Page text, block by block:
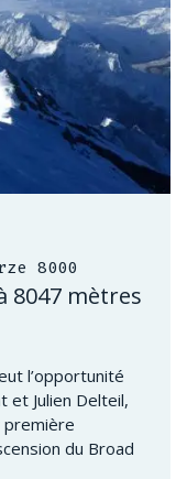
8000
8047 mètres
l’opportunité
et Julien Delteil,
première
du Broad